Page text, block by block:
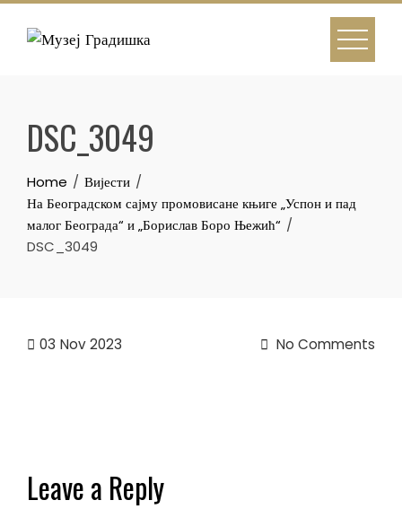
Skip
DSC_3049
Home
Вијести
На Београдском сајму промовисане књиге „Успон и пад
малог Београда“ и „Борислав Боро Њежић“
DSC_3049
03 Nov 2023 No Comments
Leave a Reply